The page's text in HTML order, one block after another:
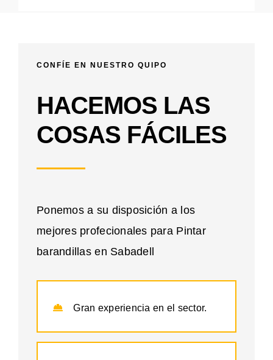
CONFÍE EN NUESTRO QUIPO
HACEMOS LAS
COSAS FÁCILES
Ponemos a su disposición a los
mejores profecionales para Pintar
barandillas en Sabadell
Gran experiencia en el sector.